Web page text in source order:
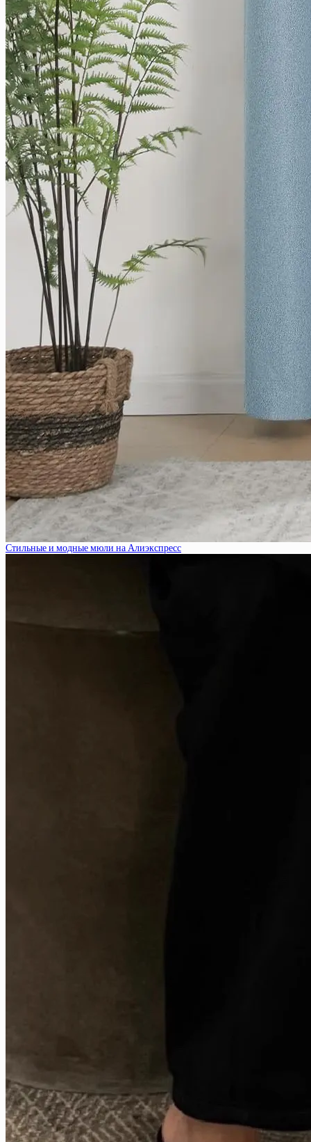
Стильные и модные мюли на Алиэкспресс